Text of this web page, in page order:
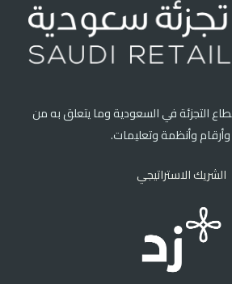
التجزئة في السعودية وما يتعلق به من
وأرقام وأنظمة وتعليمات.
الشريك الاستراتيجي